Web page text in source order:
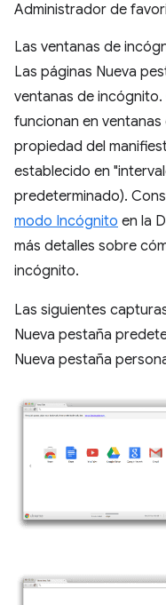
Administrador de
Las ventanas de
Las páginas Nueva
ventanas de
funcionan en
propiedad del
establecido en
predeterminado).
modo Incógnito en la
más detalles sobre
incógnito.
Las siguientes
Nueva pestaña
Nueva pestaña